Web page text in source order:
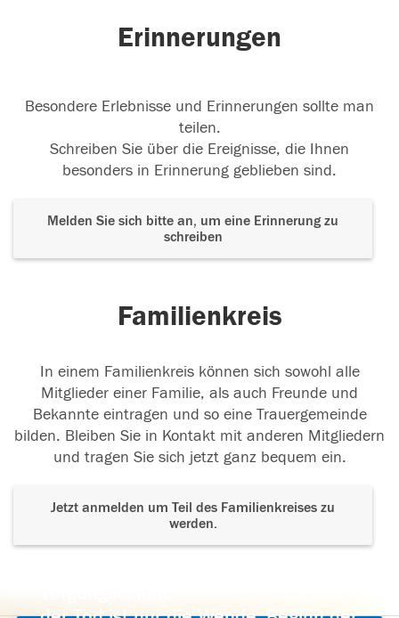
Erinnerungen
Besondere Erlebnisse und Erinnerungen sollte man
teilen.
Schreiben Sie über die Ereignisse, die Ihnen
besonders in Erinnerung geblieben sind.
Melden Sie sich bitte an, um eine Erinnerung zu
schreiben
Familienkreis
In einem Familienkreis können sich sowohl alle
Mitglieder einer Familie, als auch Freunde und
Bekannte eintragen und so eine Trauergemeinde
bilden. Bleiben Sie in Kontakt mit anderen Mitgliedern
und tragen Sie sich jetzt ganz bequem ein.
Jetzt anmelden um Teil des Familienkreises zu
werden.